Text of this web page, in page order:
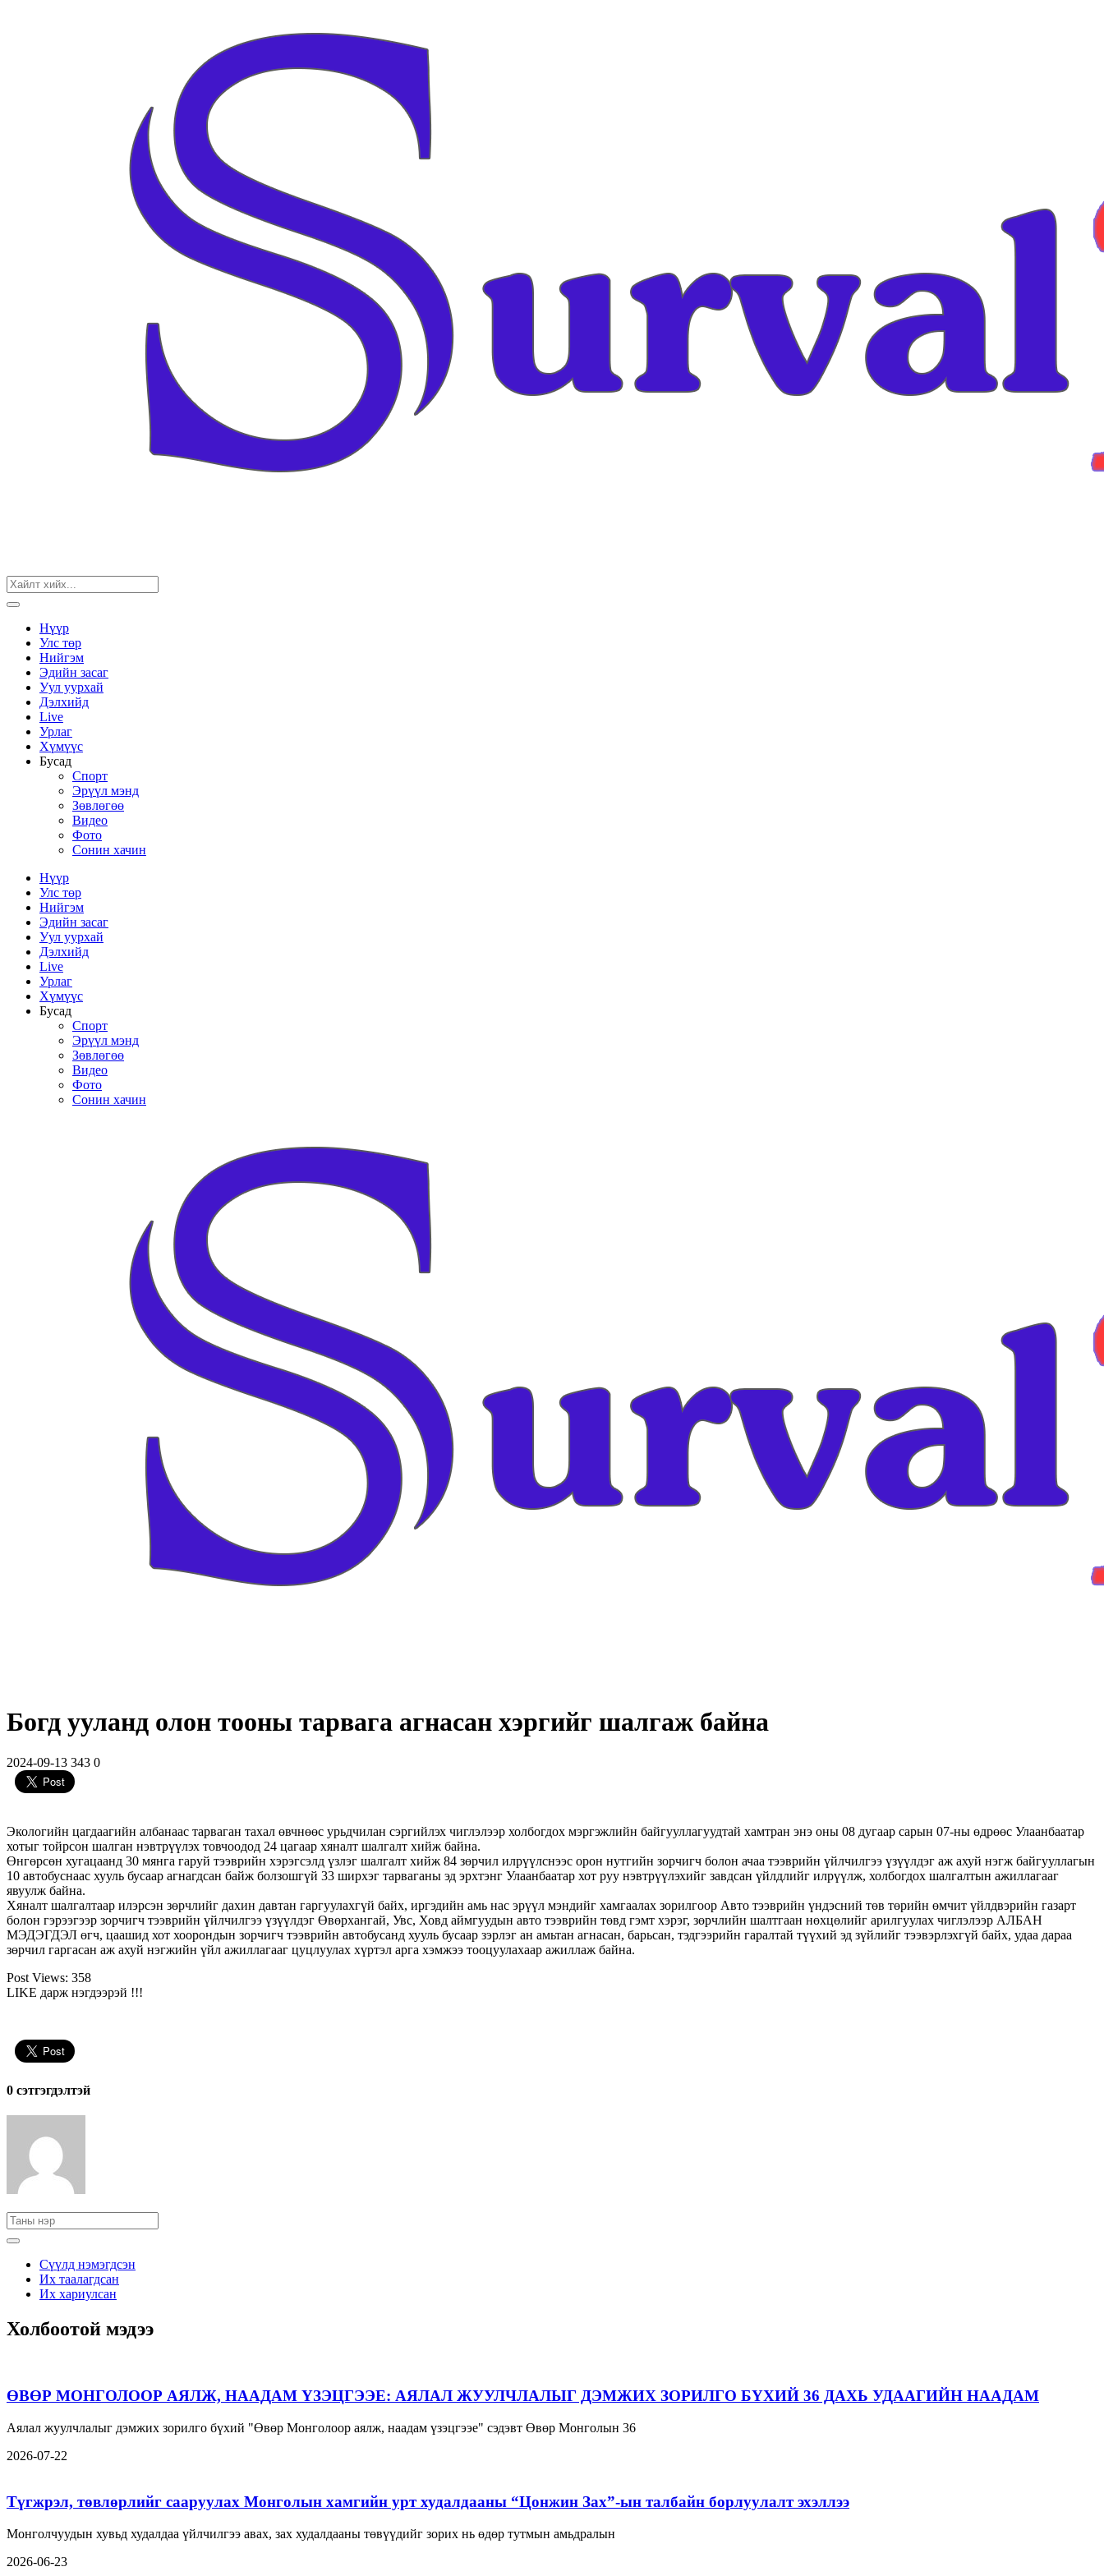
Нүүр
Улс төр
Нийгэм
Эдийн засаг
Уул уурхай
Дэлхийд
Live
Урлаг
Хүмүүс
Бусад
Спорт
Эрүүл мэнд
Зөвлөгөө
Видео
Фото
Сонин хачин
Нүүр
Улс төр
Нийгэм
Эдийн засаг
Уул уурхай
Дэлхийд
Live
Урлаг
Хүмүүс
Бусад
Спорт
Эрүүл мэнд
Зөвлөгөө
Видео
Фото
Сонин хачин
Богд ууланд олон тооны тарвага агнасан хэргийг шалгаж байна
2024-09-13 343 0
Экологийн цагдаагийн албанаас тарваган тахал өвчнөөс урьдчилан сэргийлэх чиглэлээр холбогдох мэргэжлийн байгууллагуудтай хамтран энэ оны 08 дугаар сарын 07-ны өдрөөс Улаанбаатар
хотыг тойрсон шалган нэвтрүүлэх товчоодод 24 цагаар хяналт шалгалт хийж байна.
Өнгөрсөн хугацаанд 30 мянга гаруй тээврийн хэрэгсэлд үзлэг шалгалт хийж 84 зөрчил илрүүлснээс орон нутгийн зорчигч болон ачаа тээврийн үйлчилгээ үзүүлдэг аж ахуй нэгж байгууллагын
10 автобуснаас хууль бусаар агнагдсан байж болзошгүй 33 ширхэг тарваганы эд эрхтэнг Улаанбаатар хот руу нэвтрүүлэхийг завдсан үйлдлийг илрүүлж, холбогдох шалгалтын ажиллагааг
явуулж байна.
Хяналт шалгалтаар илэрсэн зөрчлийг дахин давтан гаргуулахгүй байх, иргэдийн амь нас эрүүл мэндийг хамгаалах зорилгоор Авто тээврийн үндэсний төв төрийн өмчит үйлдвэрийн газарт
болон гэрээгээр зорчигч тээврийн үйлчилгээ үзүүлдэг Өвөрхангай, Увс, Ховд аймгуудын авто тээврийн төвд гэмт хэрэг, зөрчлийн шалтгаан нөхцөлийг арилгуулах чиглэлээр АЛБАН
МЭДЭГДЭЛ өгч, цаашид хот хоорондын зорчигч тээврийн автобусанд хууль бусаар зэрлэг ан амьтан агнасан, барьсан, тэдгээрийн гаралтай түүхий эд зүйлийг тээвэрлэхгүй байх, удаа дараа
зөрчил гаргасан аж ахуй нэгжийн үйл ажиллагааг цуцлуулах хүртэл арга хэмжээ тооцуулахаар ажиллаж байна.
Post Views: 358
LIKE дарж нэгдээрэй !!!
0 cэтгэгдэлтэй
Сүүлд нэмэгдсэн
Их таалагдсан
Их хариулсан
Холбоотой мэдээ
ӨВӨР МОНГОЛООР АЯЛЖ, НААДАМ ҮЗЭЦГЭЭЕ: АЯЛАЛ ЖУУЛЧЛАЛЫГ ДЭМЖИХ ЗОРИЛГО БҮХИЙ 36 ДАХЬ УДААГИЙН НААДАМ
Аялал жуулчлалыг дэмжих зорилго бүхий "Өвөр Монголоор аялж, наадам үзэцгээе" сэдэвт Өвөр Монголын 36
2026-07-22
Түгжрэл, төвлөрлийг сааруулах Монголын хамгийн урт худалдааны “Цонжин Зах”-ын талбайн борлуулалт эхэллээ
Монголчуудын хувьд худалдаа үйлчилгээ авах, зах худалдааны төвүүдийг зорих нь өдөр тутмын амьдралын
2026-06-23